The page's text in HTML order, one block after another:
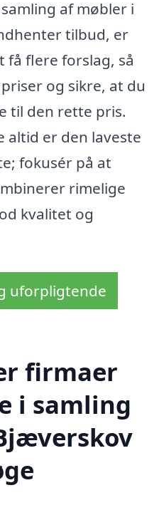
af møbler i
tilbud, er
få flere forslag, så
og sikre, at du
til den rette pris.
altid er den laveste
fokusér på at
rimelige
kvalitet og
uforpligtende
firmaer
i samling